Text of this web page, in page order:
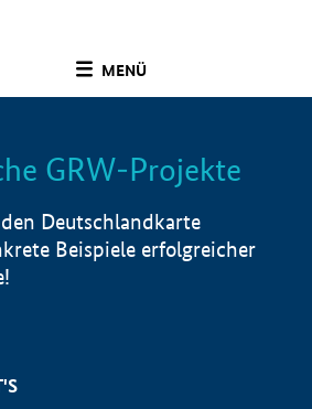
MENÜ
Info
GRW-Projekte
Deutschlandkarte
Beispiele erfolgreicher